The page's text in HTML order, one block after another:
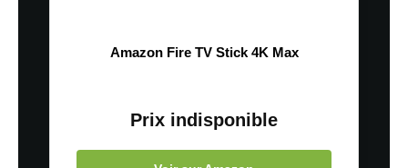
Amazon Fire TV Stick 4K Max
Prix indisponible